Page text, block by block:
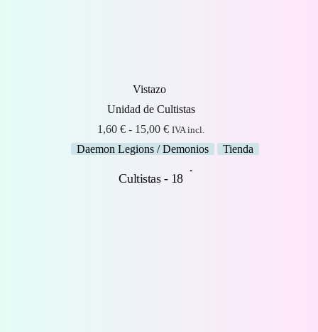
Vistazo
Unidad de Cultistas
1,60€ - 15,00€Rango
de
precios:
1,60 €
IVA incl.
Daemon Legions / Demonios Tienda